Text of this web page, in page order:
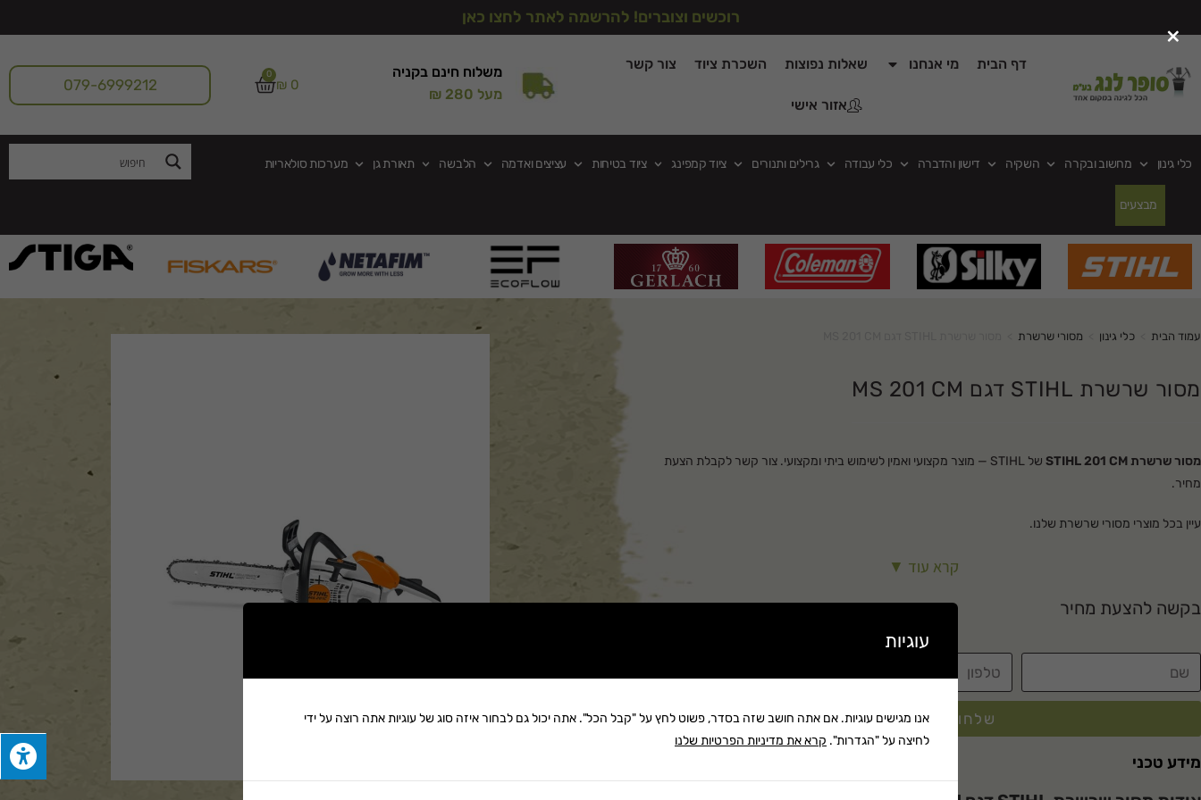
רוכשים וצוברים! להרשמה לאתר לחצו כאן
דף הבית מי אנחנו שאלות נפוצות השכרת ציוד צור קשר
אזור אישי
משלוח חינם בקניה
מעל 280 ₪
₪0
0
079-6999212
כלי גינון מחשוב ובקרה השקיה דישון והדברה כלי עבודה גרילים ותנורים ציוד קמפינג ציוד בטיחות עציצים ואדמה הלבשה תאורת גן מערכות סולאריות
מבצעים
עמוד הבית כלי גינון מסורי שרשרת
מסור שרשרת STIHL דגם MS 201 CM
מסור שרשרת STIHL 201 CM
של STIHL — מוצר מקצועי ואמין לשימוש ביתי ומקצועי. צור קשר לקבלת הצעת
מחיר.
עיין בכל מוצרי מסורי שרשרת שלנו.
קרא עוד ▼
בקשה להצעת מחיר
שלחו לי מחיר במייל
מידע טכני
×
עוגיות
אנו מגישים עוגיות. אם אתה חושב שזה בסדר, פשוט לחץ על "קבל הכל". אתה יכול גם לבחור איזה סוג של עוגיות אתה רוצה על ידי
לחיצה על "הגדרות". קרא את מדיניות הפרטיות שלנו